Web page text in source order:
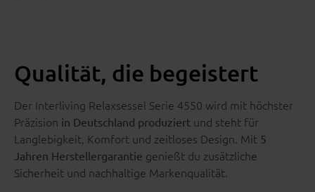
Qualität, die begeistert
Der Interliving Relaxsessel Serie 4550 wird mit höchster
Präzision in Deutschland produziert und steht für
Langlebigkeit, Komfort und zeitloses Design. Mit 5
Jahren Herstellergarantie genießt du zusätzliche
Sicherheit und nachhaltige Markenqualität.